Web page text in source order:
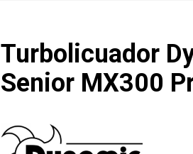
Turbolicuador
Senior MX300